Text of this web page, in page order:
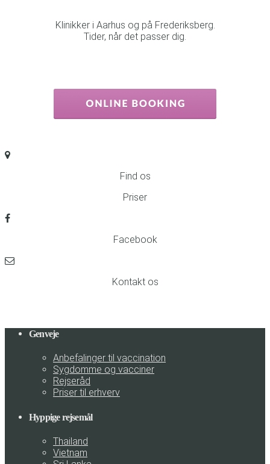
Klinikker i Aarhus og på Frederiksberg.
Tider, når det passer dig.
Find os
Priser
Facebook
Kontakt os
Genveje
Anbefalinger til vaccination
Sygdomme og vacciner
Rejseråd
Priser til erhverv
Hyppige rejsemål
Thailand
Vietnam